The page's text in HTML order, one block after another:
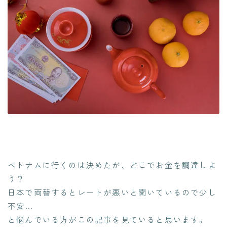
ベトナムに行くのは決めたが、どこでお金を調達しよ
う？
日本で両替するとレートが悪いと聞いているので少し
不安…
と悩んでいる方がこの記事を見ていると思います。